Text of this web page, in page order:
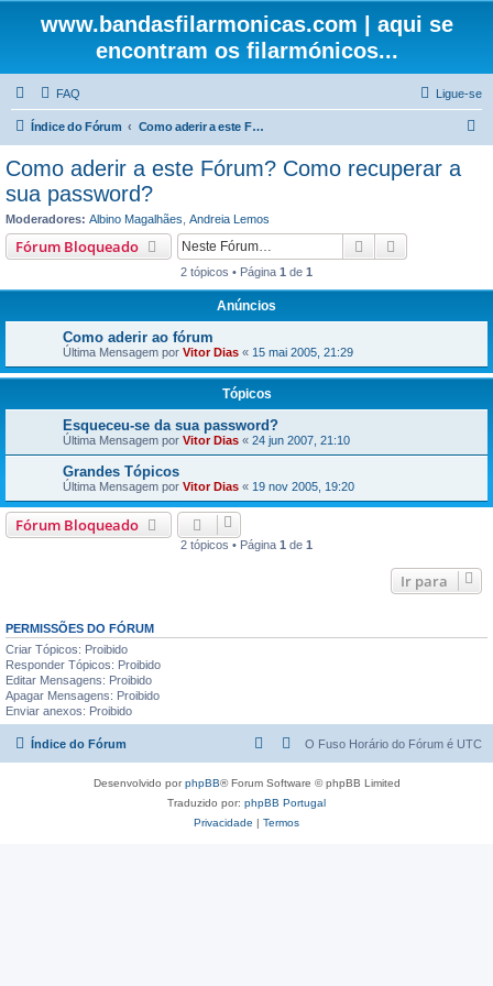
www.bandasfilarmonicas.com | aqui se
encontram os filarmónicos...
FAQ Ligue-se
Índice do Fórum Como aderir a este Fórum? Como recuperar a sua password?
Como aderir a este Fórum? Como recuperar a
sua password?
Moderadores: Albino Magalhães Andreia Lemos
Fórum Bloqueado Pesquisar
2 tópicos • Página 1 de 1
Anúncios
Como aderir ao fórum
Última Mensagem por Vitor Dias « 15 mai 2005, 21:29
Tópicos
Esqueceu-se da sua password?
Última Mensagem por Vitor Dias « 24 jun 2007, 21:10
Grandes Tópicos
Última Mensagem por Vitor Dias « 19 nov 2005, 19:20
Fórum Bloqueado
2 tópicos • Página 1 de 1
Ir para
PERMISSÕES DO FÓRUM
Criar Tópicos: Proibido
Responder Tópicos: Proibido
Editar Mensagens: Proibido
Apagar Mensagens: Proibido
Enviar anexos: Proibido
Índice do Fórum O Fuso Horário do Fórum é UTC
Desenvolvido porphpBB® Forum Software © phpBB Limited
Traduzido por: phpBB Portugal
Privacidade | Termos